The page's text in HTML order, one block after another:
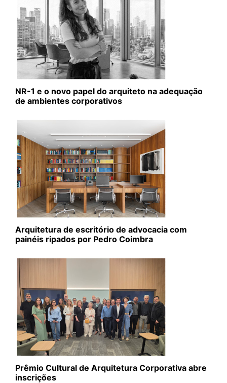
NR-1 e o novo papel do arquiteto na adequação
de ambientes corporativos
Arquitetura de escritório de advocacia com
painéis ripados por Pedro Coimbra
Prêmio Cultural de Arquitetura Corporativa abre
inscrições